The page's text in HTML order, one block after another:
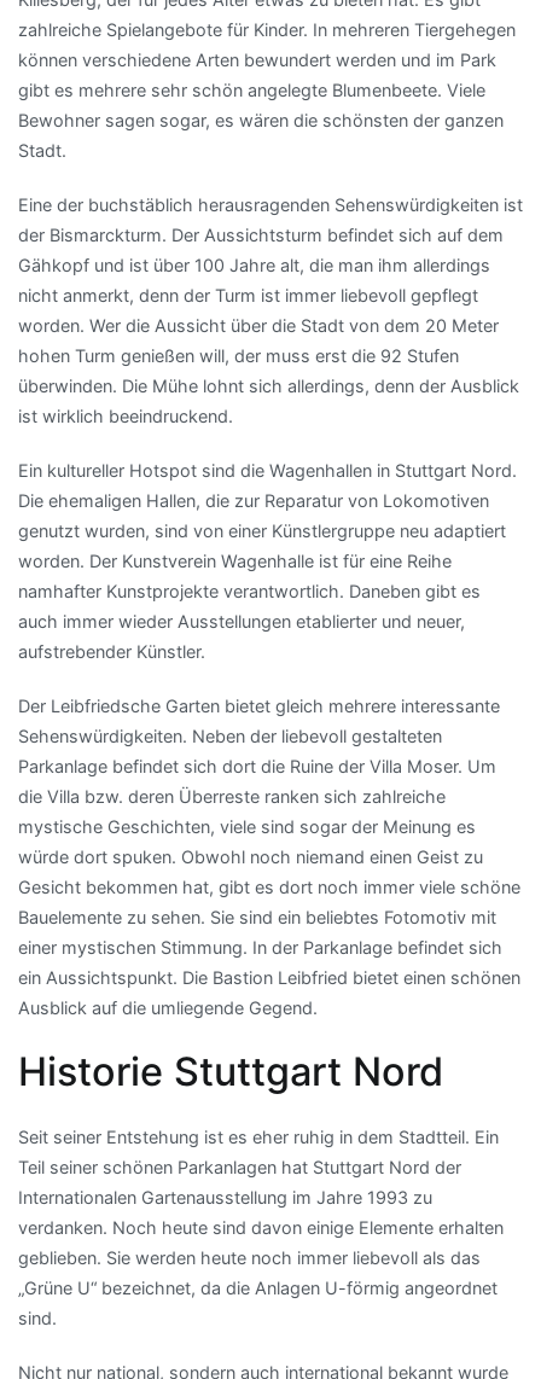
zahlreiche Spielangebote für Kinder. In mehreren Tiergehegen
können verschiedene Arten bewundert werden und im Park
gibt es mehrere sehr schön angelegte Blumenbeete. Viele
Bewohner sagen sogar, es wären die schönsten der ganzen
Stadt.
Eine der buchstäblich herausragenden Sehenswürdigkeiten ist
der Bismarckturm. Der Aussichtsturm befindet sich auf dem
Gähkopf und ist über 100 Jahre alt, die man ihm allerdings
nicht anmerkt, denn der Turm ist immer liebevoll gepflegt
worden. Wer die Aussicht über die Stadt von dem 20 Meter
hohen Turm genießen will, der muss erst die 92 Stufen
überwinden. Die Mühe lohnt sich allerdings, denn der Ausblick
ist wirklich beeindruckend.
Ein kultureller Hotspot sind die Wagenhallen in Stuttgart Nord.
Die ehemaligen Hallen, die zur Reparatur von Lokomotiven
genutzt wurden, sind von einer Künstlergruppe neu adaptiert
worden. Der Kunstverein Wagenhalle ist für eine Reihe
namhafter Kunstprojekte verantwortlich. Daneben gibt es
auch immer wieder Ausstellungen etablierter und neuer,
aufstrebender Künstler.
Der Leibfriedsche Garten bietet gleich mehrere interessante
Sehenswürdigkeiten. Neben der liebevoll gestalteten
Parkanlage befindet sich dort die Ruine der Villa Moser. Um
die Villa bzw. deren Überreste ranken sich zahlreiche
mystische Geschichten, viele sind sogar der Meinung es
würde dort spuken. Obwohl noch niemand einen Geist zu
Gesicht bekommen hat, gibt es dort noch immer viele schöne
Bauelemente zu sehen. Sie sind ein beliebtes Fotomotiv mit
einer mystischen Stimmung. In der Parkanlage befindet sich
ein Aussichtspunkt. Die Bastion Leibfried bietet einen schönen
Ausblick auf die umliegende Gegend.
Historie Stuttgart Nord
Seit seiner Entstehung ist es eher ruhig in dem Stadtteil. Ein
Teil seiner schönen Parkanlagen hat Stuttgart Nord der
Internationalen Gartenausstellung im Jahre 1993 zu
verdanken. Noch heute sind davon einige Elemente erhalten
geblieben. Sie werden heute noch immer liebevoll als das
„Grüne U“ bezeichnet, da die Anlagen U-förmig angeordnet
sind.
Nicht nur national, sondern auch international bekannt wurde